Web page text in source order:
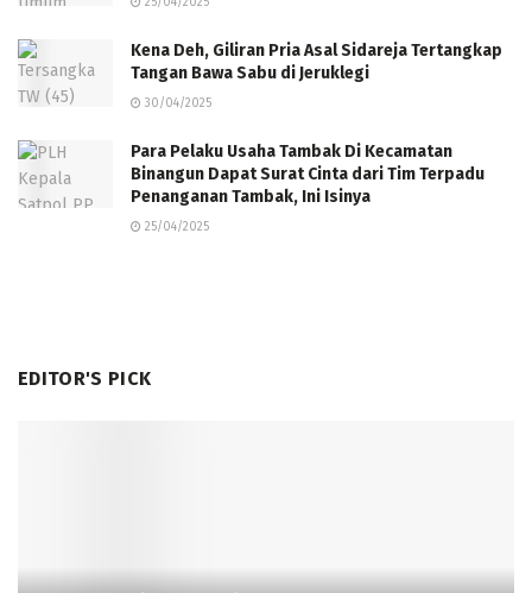
Kena Deh, Giliran Pria Asal Sidareja Tertangkap
Tangan Bawa Sabu di Jeruklegi
30/04/2025
Para Pelaku Usaha Tambak Di Kecamatan
Binangun Dapat Surat Cinta dari Tim Terpadu
Penanganan Tambak, Ini Isinya
25/04/2025
EDITOR'S PICK